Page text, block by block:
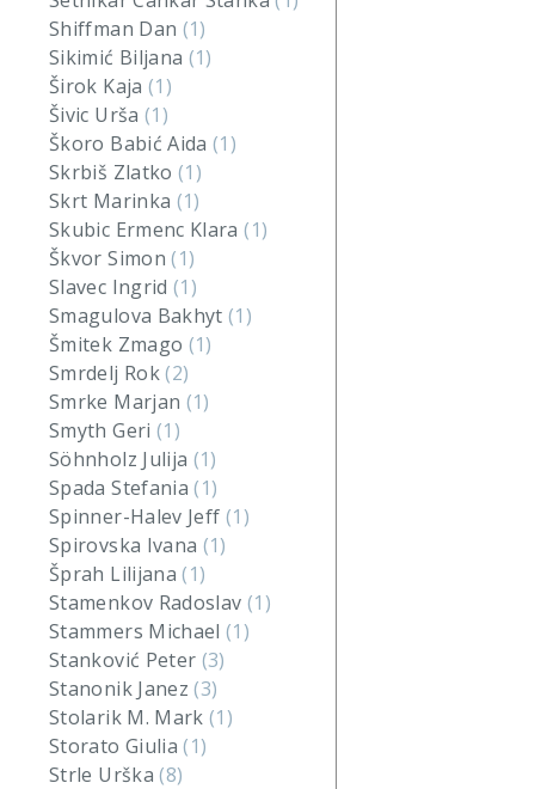
Shiffman Dan (1)
Sikimić Biljana (1)
Širok Kaja (1)
Šivic Urša (1)
Škoro Babić Aida(1)
Skrbiš Zlatko(1)
Skrt Marinka (1)
Skubic Ermenc Klara(1)
Škvor Simon(1)
Slavec Ingrid(1)
Smagulova Bakhyt(1)
Šmitek Zmago (1)
Smrdelj Rok(2)
Smrke Marjan (1)
Smyth Geri (1)
Söhnholz Julija (1)
Spada Stefania(1)
Spinner-Halev Jeff (1)
Spirovska Ivana (1)
Šprah Lilijana(1)
Stamenkov Radoslav (1)
Stammers Michael(1)
Stanković Peter (3)
Stanonik Janez(3)
Stolarik M. Mark(1)
Storato Giulia(1)
Strle Urška(8)